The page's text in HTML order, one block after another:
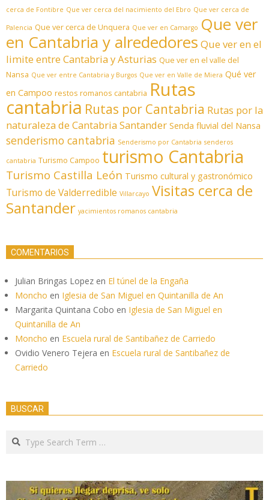
cerca de Fontibre Que ver cerca del nacimiento del Ebro Que ver cerca de
Palencia Que ver cerca de Unquera Que ver en Camargo Que ver
en Cantabria y alrededores Que ver en el
limite entre Cantabria y Asturias Que ver en el valle del
Nansa Que ver entre Cantabria y Burgos Que ver en Valle de Miera Qué ver
en Campoo restos romanos cantabria Rutas
cantabria Rutas por Cantabria Rutas por la
naturaleza de CantabriaSantander Senda fluvial del Nansa
senderismo cantabria Senderismo por Cantabria senderos
cantabria Turismo Campoo turismo Cantabria
Turismo Castilla León Turismo cultural y gastronómico
Turismo de Valderredible Villarcayo Visitas cerca de
Santander yacimientos romanos cantabria
COMENTARIOS
Julian Bringas Lopez en El túnel de la Engaña
Moncho en Iglesia de San Miguel en Quintanilla de An
Margarita Quintana Cobo en Iglesia de San Miguel en
Quintanilla de An
Moncho en Escuela rural de Santibañez de Carriedo
Ovidio Venero Tejera en Escuela rural de Santibañez de
Carriedo
BUSCAR
Search